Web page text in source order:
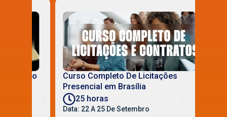
Curso Completo De Licitações
Presencial em Brasília
25 horas
Data: 22 A 25 De Setembro